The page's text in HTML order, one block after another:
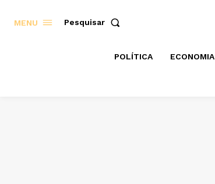
MENU Pesquisar
POLÍTICA ECONOMIA